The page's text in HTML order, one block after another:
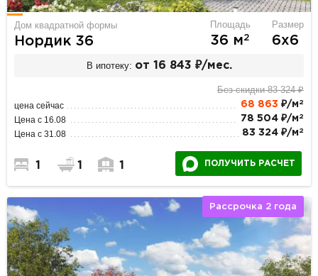
Дом квадратной формы
Нордик 36
Площадь
36 м2
Размер
6х6
В ипотеку: от 16 843 ₽/мес.
Без скидки 83 324 ₽
цена сейчас 68 863 ₽/м 2
Цена с 16.08 78 504 ₽/м 2
Цена с 31.08 83 324 ₽/м 2
1 1 1 ПОЛУЧИТЬ РАСЧЕТ
Рассрочка 2 года